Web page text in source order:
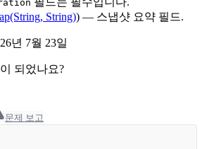
String)) — 스냅샷 요약 필드.
년 7월 23일
되었나요?
문제 보고